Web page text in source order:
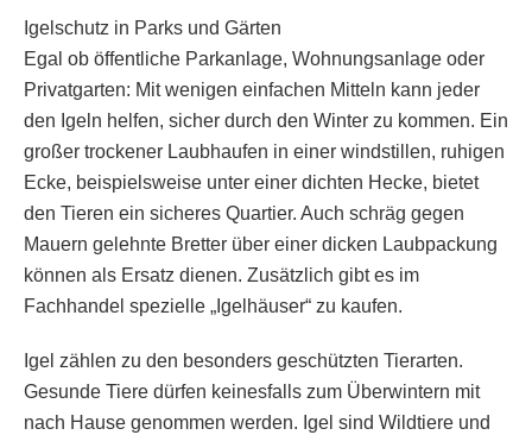
Igelschutz in Parks und Gärten
Egal ob öffentliche Parkanlage, Wohnungsanlage oder
Privatgarten: Mit wenigen einfachen Mitteln kann jeder
den Igeln helfen, sicher durch den Winter zu kommen. Ein
großer trockener Laubhaufen in einer windstillen, ruhigen
Ecke, beispielsweise unter einer dichten Hecke, bietet
den Tieren ein sicheres Quartier. Auch schräg gegen
Mauern gelehnte Bretter über einer dicken Laubpackung
können als Ersatz dienen. Zusätzlich gibt es im
Fachhandel spezielle „Igelhäuser“ zu kaufen.
Igel zählen zu den besonders geschützten Tierarten.
Gesunde Tiere dürfen keinesfalls zum Überwintern mit
nach Hause genommen werden. Igel sind Wildtiere und